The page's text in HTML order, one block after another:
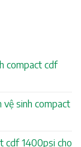
compact cdf
vệ sinh compact
cdf 1400psi cho